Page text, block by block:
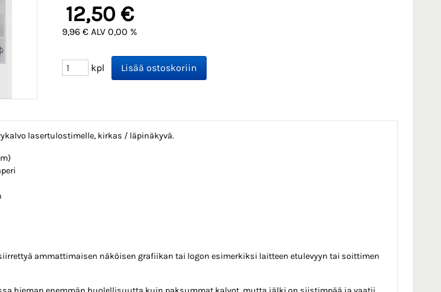
12,50 €
9,96 € ALV 0,00 %
kpl
lasertulostimelle, kirkas / läpinäkyvä.
ammattimaisen näköisen grafiikan tai logon esimerkiksi laitteen etulevyyn tai soittimen